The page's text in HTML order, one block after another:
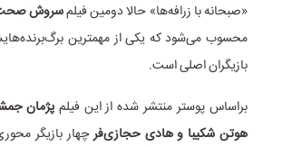
«صبحانه با زرافه‌ها» حالا دومین فیلمسروش
محسوب می‌شود که یکی از مهمترین
بازیگران اصلی است.
براساس پوستر منتشر شده از این فیلمپژمان
هوتن شکیبا و هادی حجازی‌فرچهار بازیگر